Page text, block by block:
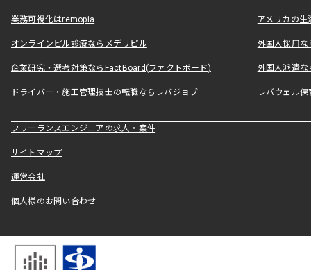
業務可視化はremopia アメリカの
オンラインピル診療ならメデリピル 外国人採用
企業研究・選考対策ならFactBoard(ファクトボード) 外国人派遣な
ドライバー・施工管理技士の転職ならレバジョブ レバウェル
フリーランスエンジニアの求人・案件
サイトマップ
運営会社
個人様のお問い合わせ